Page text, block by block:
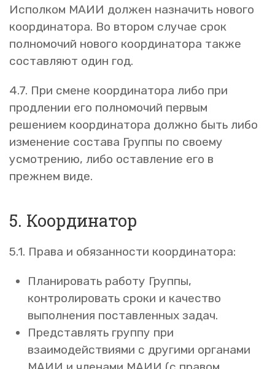
Исполком МАИИ должен назначить нового
координатора. Во втором случае срок
полномочий нового координатора также
составляют один год.
4.7. При смене координатора либо при
продлении его полномочий первым
решением координатора должно быть либо
изменение состава Группы по своему
усмотрению, либо оставление его в
прежнем виде.
5. Координатор
5.1. Права и обязанности координатора:
Планировать работу Группы,
контролировать сроки и качество
выполнения поставленных задач.
Представлять группу при
взаимодействиями с другими органами